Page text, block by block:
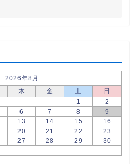
2026年8月
木 金 土
日
1
2
6 7 8
9
13 14 15
16
20 21 22
23
27 28 29
30